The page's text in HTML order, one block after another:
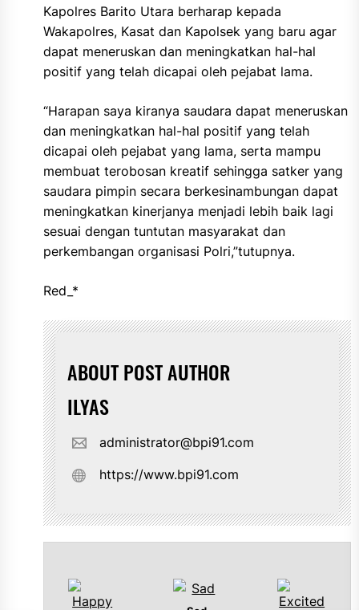
Kapolres Barito Utara berharap kepada
Wakapolres, Kasat dan Kapolsek yang baru agar
dapat meneruskan dan meningkatkan hal-hal
positif yang telah dicapai oleh pejabat lama.
“Harapan saya kiranya saudara dapat meneruskan
dan meningkatkan hal-hal positif yang telah
dicapai oleh pejabat yang lama, serta mampu
membuat terobosan kreatif sehingga satker yang
saudara pimpin secara berkesinambungan dapat
meningkatkan kinerjanya menjadi lebih baik lagi
sesuai dengan tuntutan masyarakat dan
perkembangan organisasi Polri,”tutupnya.
Red_*
ABOUT POST AUTHOR
ILYAS
administrator@bpi91.com
https://www.bpi91.com